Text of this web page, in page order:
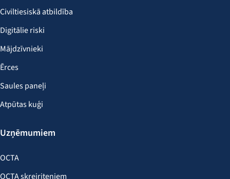
Civiltiesiskā atbildība
Digitālie riski
Mājdzīvnieki
Ērces
Saules paneļi
Atpūtas kuģi
Uzņēmumiem
OCTA
OCTA skrejriteņiem